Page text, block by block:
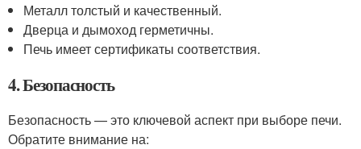
Металл толстый и качественный.
Дверца и дымоход герметичны.
Печь имеет сертификаты соответствия.
4. Безопасность
Безопасность — это ключевой аспект при выборе печи.
Обратите внимание на: